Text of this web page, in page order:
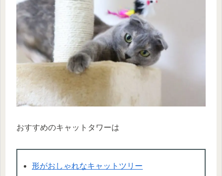
おすすめのキャットタワーは
形がおしゃれなキャットツリー